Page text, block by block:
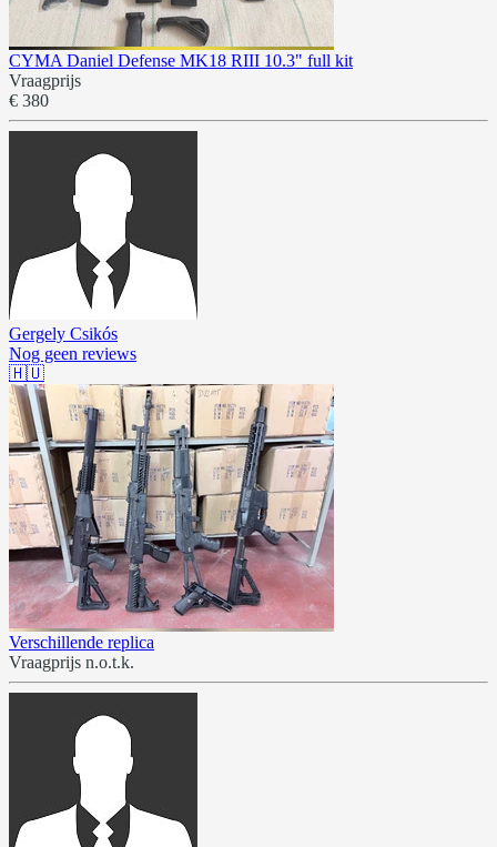
CYMA Daniel Defense MK18 RIII 10.3" full kit
Vraagprijs
€ 380
Gergely Csikós
Nog geen reviews
🇭🇺
Verschillende replica
Vraagprijs n.o.t.k.